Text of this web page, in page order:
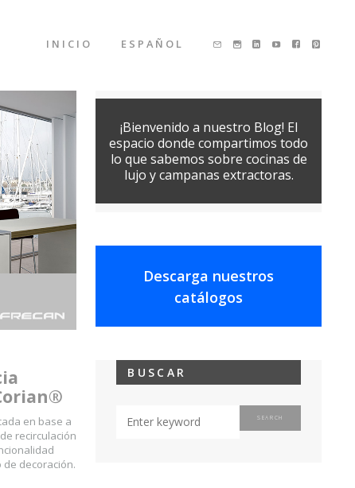
INICIO ESPAÑOL
en base a
recirculación
decoración.
¡Bienvenido a nuestro Blog! El
espacio donde compartimos todo
lo que sabemos sobre cocinas de
lujo y campanas extractoras.
Descarga nuestros
catálogos
BUSCAR